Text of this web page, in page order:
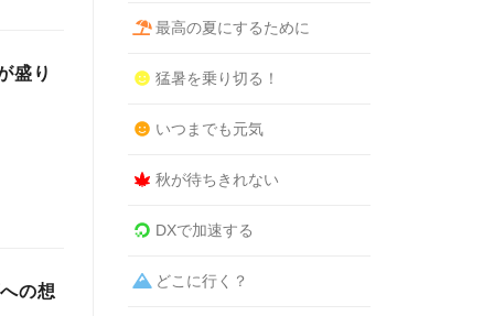
盛り
の想
最高の夏にするために
猛暑を乗り切る！
いつまでも元気
秋が待ちきれない
DXで加速する
どこに行く？